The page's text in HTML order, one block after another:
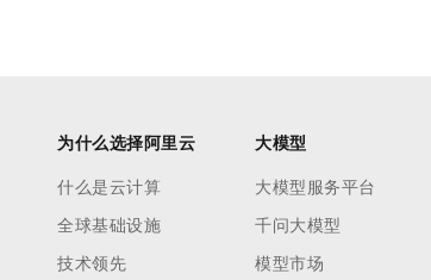
为什么选择阿里云
什么是云计算
全球基础设施
技术领先
大模型
大模型服务平台
千问大模型
模型市场